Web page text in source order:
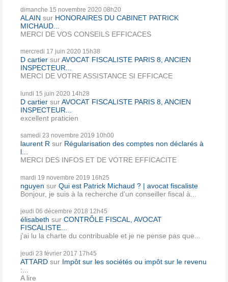
dimanche 15 novembre 2020 08h20
ALAIN sur HONORAIRES DU CABINET PATRICK
MICHAUD...
MERCI DE VOS CONSEILS EFFICACES
mercredi 17 juin 2020 15h38
D cartier surAVOCAT FISCALISTE PARIS 8, ANCIEN
INSPECTEUR...
MERCI DE VOTRE ASSISTANCE SI EFFICACE
lundi 15 juin 2020 14h28
D cartier surAVOCAT FISCALISTE PARIS 8, ANCIEN
INSPECTEUR...
excellent praticien
samedi 23 novembre 2019 10h00
laurent R sur Régularisation des comptes non déclarés à
l...
MERCI DES INFOS ET DE VOTRE EFFICACITE
mardi 19 novembre 2019 16h25
nguyen sur Qui est Patrick Michaud ? | avocat fiscaliste
Bonjour, je suis à la recherche d'un conseiller fiscal à...
jeudi 06 décembre 2018 12h45
élisabeth sur CONTRÔLE FISCAL, AVOCAT
FISCALISTE...
j'ai lu la charte du contribuable et je ne pense pas que...
jeudi 23 février 2017 17h45
ATTARD sur Impôt sur les sociétés ou impôt sur le revenu
:...
A lire